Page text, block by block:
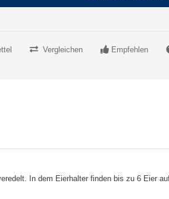
Vergleichen Empfehlen
In dem Eierhalter finden bis zu 6 Eier